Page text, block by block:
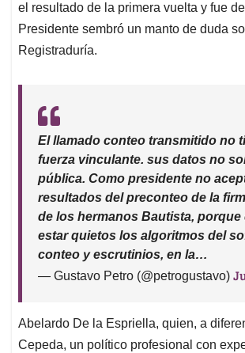
el resultado de la primera vuelta y fue
Presidente sembró un manto de duda
Registraduría.
El llamado conteo transmitido no
fuerza vinculante. sus datos no
pública. Como presidente no
resultados del preconteo de la
de los hermanos Bautista, porque
estar quietos los algoritmos del
conteo y escrutinios, en la…
— Gustavo Petro (@petrogustavo)
Abelardo De la Espriella, quien, a
Cepeda, un político profesional con